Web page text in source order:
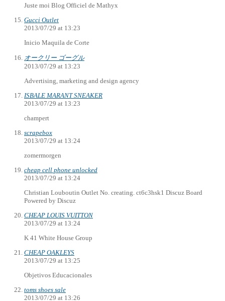
Juste moi Blog Officiel de Mathyx
Gucci Outlet
2013/07/29 at 13:23
Inicio Maquila de Corte
オークリー ゴーグル
2013/07/29 at 13:23
Advertising, marketing and design agency
ISBALE MARANT SNEAKER
2013/07/29 at 13:23
champert
scrapebox
2013/07/29 at 13:24
zomermorgen
cheap cell phone unlocked
2013/07/29 at 13:24
Christian Louboutin Outlet No. creating. ct6c3hsk1 Discuz Board
Powered by Discuz
CHEAP LOUIS VUITTON
2013/07/29 at 13:24
K 41 White House Group
CHEAP OAKLEYS
2013/07/29 at 13:25
Objetivos Educacionales
toms shoes sale
2013/07/29 at 13:26